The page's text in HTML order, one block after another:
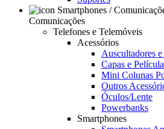
Comunicações
Telefones e Telemóveis
Acessórios
Auscultadores
Capas e
Mini Colunas
Outros
Óculos/Lente
Powerbanks
Smartphones